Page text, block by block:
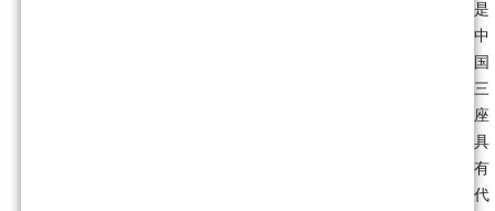
是
中
国
三
座
具
有
代